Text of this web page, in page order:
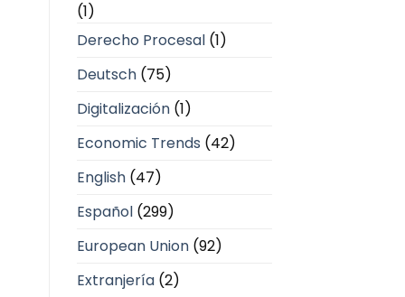
(1)
Derecho Procesal(1)
Deutsch(75)
Digitalización(1)
Economic Trends (42)
English(47)
Español(299)
European Union(92)
Extranjería(2)